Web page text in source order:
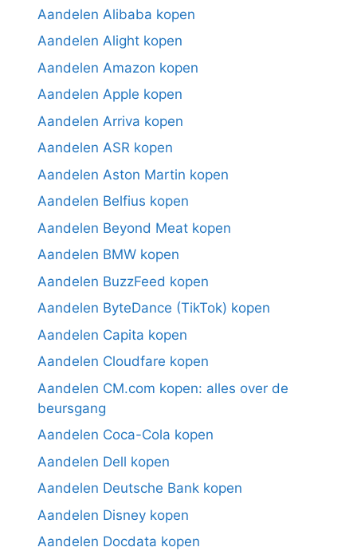
Aandelen Alibaba kopen
Aandelen Alight kopen
Aandelen Amazon kopen
Aandelen Apple kopen
Aandelen Arriva kopen
Aandelen ASR kopen
Aandelen Aston Martin kopen
Aandelen Belfius kopen
Aandelen Beyond Meat kopen
Aandelen BMW kopen
Aandelen BuzzFeed kopen
Aandelen ByteDance (TikTok) kopen
Aandelen Capita kopen
Aandelen Cloudfare kopen
Aandelen CM.com kopen: alles over de
beursgang
Aandelen Coca-Cola kopen
Aandelen Dell kopen
Aandelen Deutsche Bank kopen
Aandelen Disney kopen
Aandelen Docdata kopen